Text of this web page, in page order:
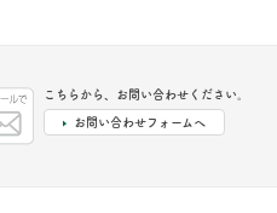
こちらから、お問い合わせください。
お問い合わせフォームへ